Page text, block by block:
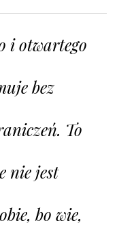
i otwartego
bez
To
nie jest
bo wie,